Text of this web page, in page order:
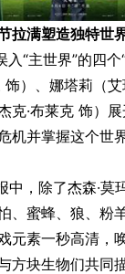
拉满塑造独特世
入“主世界”的四
）、娜塔莉（
克·布莱克 饰）
机并掌握这个世
，除了杰森·莫
、蜜蜂、狼、粉
元素一秒高清，
方块生物们共同